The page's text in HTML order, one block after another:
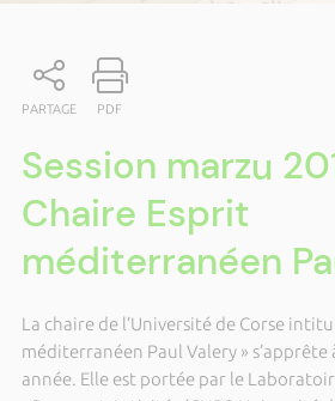
PARTAGE PDF
Session marzu
Chaire Esprit
méditerranéen
La chaire de l’Université de Corse
méditerranéen Paul Valery »
année. Elle est portée par le